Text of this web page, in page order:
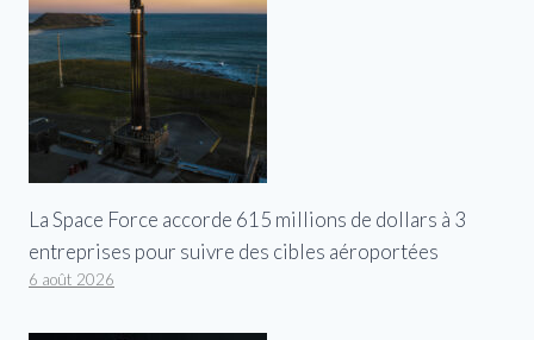
La Space Force accorde 615 millions de dollars à 3
entreprises pour suivre des cibles aéroportées
6 août 2026